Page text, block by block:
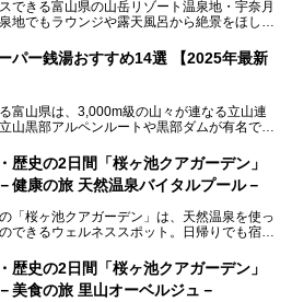
できる富山県の山岳リゾート温泉地・宇奈月
地でもラウンジや露天風呂から絶景をほしい
月温泉 やまのは」。
泉、居心地の良い客室、ビュッフェ式の食事
少し離れて、山懐で自然に癒されたいと思う
温泉です。冬なら雪景色も絵になりますよ。
クス・ホテルマネジメント株式会社【PR】
・宇奈月温泉 やまのはのPR記事です。
パー銭湯おすすめ14選 【2025年最新
富山県は、3,000m級の山々が連なる立山連
山黒部アルペンルートや黒部ダムが有名で
の幸も見逃せません！
業し、実は東京からも2時間ほどでアクセス
が豊富で、すぐにでも出かけたくなる施設が
歴史の2日間「桜ヶ池クアガーデン」
康の旅 天然温泉バイタルプール－
「桜ヶ池クアガーデン」は、天然温泉を使っ
できるウェルネススポット。日帰りでも宿泊
り楽しみながら美しく健康に。
クアガーデン」の天然温泉バイタルプールと
歴史の2日間「桜ヶ池クアガーデン」
食の旅 里山オーベルジュ－